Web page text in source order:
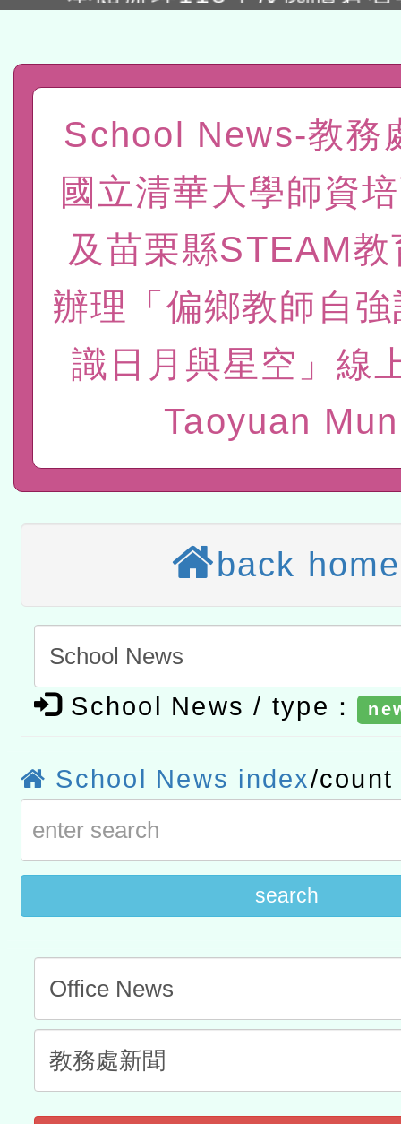
程
A3數位素養講師名單
「數位內容與教學軟體線
有關大陸委員會函釋公務
赴陸應申請許可一案
轉知經濟部水利署委託財
研究院辦理「115年表揚
位及節水達人選拔活動」
115年8月22日(星期六)辦
市孔廟祈福系列活動—儒
2026年桃園地景藝術節教
結果公告(無人報名，續辦
適應運動共學行動站研習
本館辦理115年度閱讀磐
讀推動專業研習
科技賦能─人工智慧(AI)工
A3數位素養講師名單
「數位內容與教學軟體線
t」
有關大陸委員會函釋公務
赴陸應申請許可一案
轉知經濟部水利署委託財
研究院辦理「115年表揚
115年8月22日(星期六)辦
航」
School News-教務
國立清華大學師資
及苗栗縣STEAM教
辦理「偏鄉教師自
識日月與星空」線
Taoyuan
back home
School News / type：
School News index/count
search